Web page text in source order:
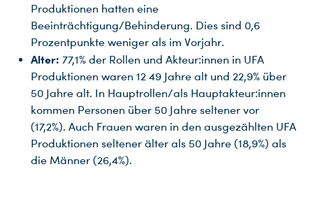
Produktionen hatten eine
Beeinträchtigung/Behinderung. Dies sind 0,6
Prozentpunkte weniger als im Vorjahr.
Alter: 77,1% der Rollen und Akteur:innen in UFA
Produktionen waren 12 49 Jahre alt und 22,9% über
50 Jahre alt. In Hauptrollen/als Hauptakteur:innen
kommen Personen über 50 Jahre seltener vor
(17,2%). Auch Frauen waren in den ausgezählten UFA
Produktionen seltener älter als 50 Jahre (18,9%) als
die Männer (26,4%).